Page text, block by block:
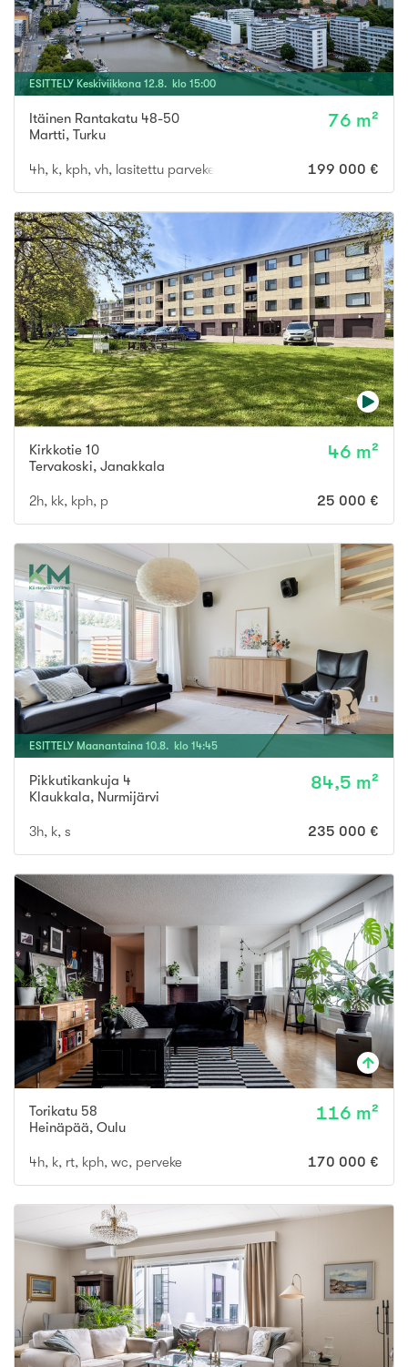
ESITTELY Keskiviikkona 12.8. klo 15:00
Itäinen Rantakatu 48-50
Martti, Turku
76 m²
4h, k, kph, vh, lasitettu parveke 199 000 €
Kirkkotie 10
Tervakoski, Janakkala
46 m²
2h, kk, kph, p 25 000 €
ESITTELY Maanantaina 10.8. klo 14:45
Pikkutikankuja 4
Klaukkala, Nurmijärvi
84,5 m²
3h, k, s 235 000 €
Torikatu 58
Heinäpää, Oulu
116 m²
4h, k, rt, kph, wc, perveke 170 000 €